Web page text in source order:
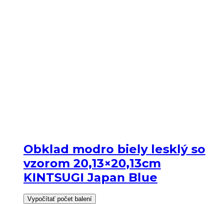
Obklad modro biely lesklý so
vzorom 20,13×20,13cm
KINTSUGI Japan Blue
Vypočítať počet balení